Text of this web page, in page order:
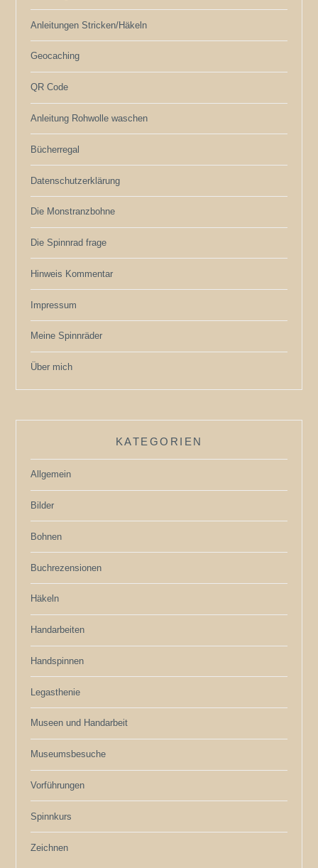
Anleitungen Stricken/Häkeln
Geocaching
QR Code
Anleitung Rohwolle waschen
Bücherregal
Datenschutzerklärung
Die Monstranzbohne
Die Spinnrad frage
Hinweis Kommentar
Impressum
Meine Spinnräder
Über mich
KATEGORIEN
Allgemein
Bilder
Bohnen
Buchrezensionen
Häkeln
Handarbeiten
Handspinnen
Legasthenie
Museen und Handarbeit
Museumsbesuche
Vorführungen
Spinnkurs
Zeichnen